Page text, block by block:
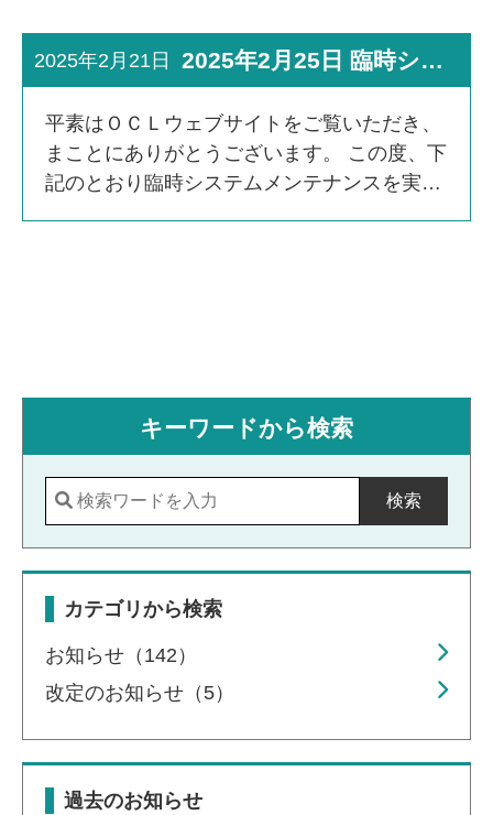
す。 ■メンテナン […]
2025年2月21日
2025年2月25日 臨時システムメンテナンス実施のお知らせ
平素はＯＣＬウェブサイトをご覧いただき、
まことにありがとうございます。 この度、下
記のとおり臨時システムメンテナンスを実施
キーワードから検索
検索
カテゴリから検索
お知らせ（142）
改定のお知らせ（5）
過去のお知らせ